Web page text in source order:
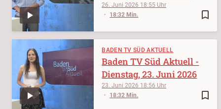
bookmark_border
26. Juni 2026 18:55
18:32 Min.
BADEN TV SÜD AKTUELL
bookmark_border
23. Juni 2026 18:56
18:32 Min.
Baden TV Süd Aktuell -
Dienstag, 23. Juni 2026